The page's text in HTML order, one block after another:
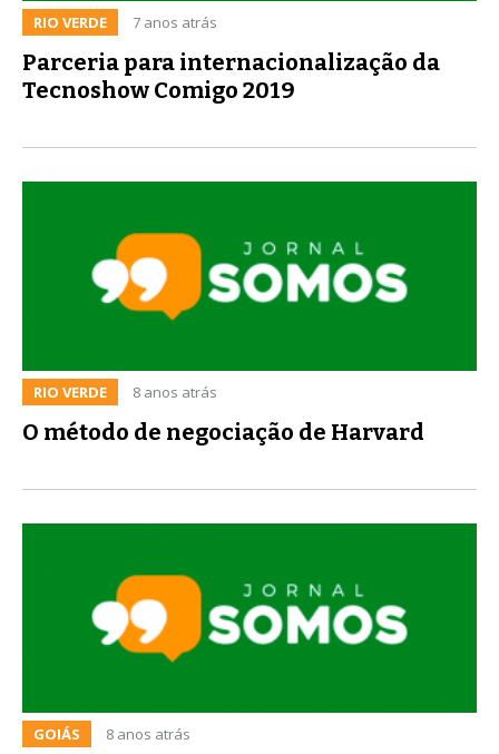
RIO VERDE 7 anos atrás
Parceria para internacionalização da
Tecnoshow Comigo 2019
RIO VERDE 8 anos atrás
O método de negociação de Harvard
GOIÁS 8 anos atrás